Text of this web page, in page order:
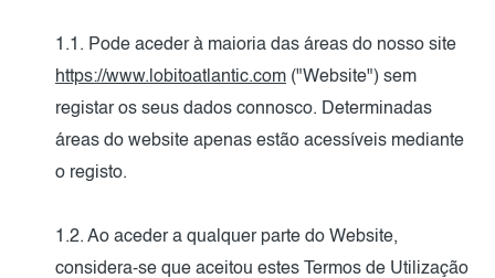
1.1. Pode aceder à maioria das áreas do nosso site
https://www.lobitoatlantic.com ("Website") sem
registar os seus dados connosco. Determinadas
áreas do website apenas estão acessíveis mediante
o registo.
1.2. Ao aceder a qualquer parte do Website,
considera-se que aceitou estes Termos de Utilização